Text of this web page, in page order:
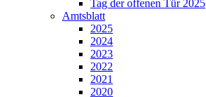
Tag der offenen Tür 2025
Amtsblatt
2025
2024
2023
2022
2021
2020